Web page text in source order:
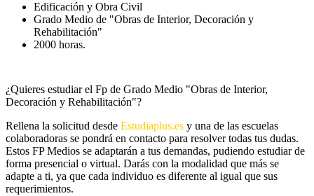
Edificación y Obra Civil
Grado Medio de "Obras de Interior, Decoración y
Rehabilitación"
2000 horas.
¿Quieres estudiar el Fp de Grado Medio "Obras de Interior,
Decoración y Rehabilitación"?
Rellena la solicitud desde Estudiaplus.es y una de las escuelas
colaboradoras se pondrá en contacto para resolver todas tus dudas.
Estos FP Medios se adaptarán a tus demandas, pudiendo estudiar de
forma presencial o virtual. Darás con la modalidad que más se
adapte a ti, ya que cada individuo es diferente al igual que sus
requerimientos.